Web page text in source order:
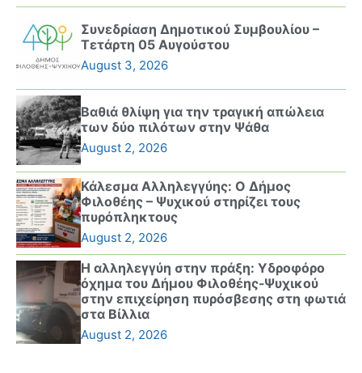
Συνεδρίαση Δημοτικού Συμβουλίου –
Τετάρτη 05 Αυγούστου
August 3, 2026
Βαθιά θλίψη για την τραγική απώλεια
των δύο πιλότων στην Ψάθα
August 2, 2026
Κάλεσμα Αλληλεγγύης: Ο Δήμος
Φιλοθέης – Ψυχικού στηρίζει τους
πυρόπληκτους
August 2, 2026
Η αλληλεγγύη στην πράξη: Υδροφόρο
όχημα του Δήμου Φιλοθέης-Ψυχικού
στην επιχείρηση πυρόσβεσης στη φωτιά
στα Βίλλια
August 2, 2026